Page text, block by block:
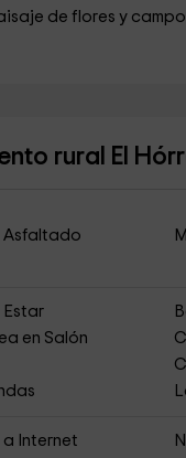
de flores y
rural El
Asfaltado
Estar
en Salón
Internet